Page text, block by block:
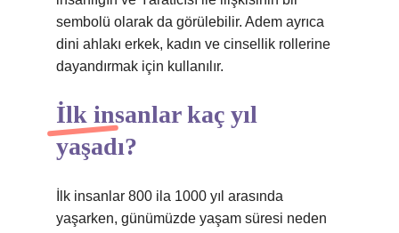
sembolü olarak da görülebilir. Adem ayrıca
dini ahlakı erkek, kadın ve cinsellik rollerine
dayandırmak için kullanılır.
İlk insanlar kaç yıl
yaşadı?
İlk insanlar 800 ila 1000 yıl arasında
yaşarken, günümüzde yaşam süresi neden